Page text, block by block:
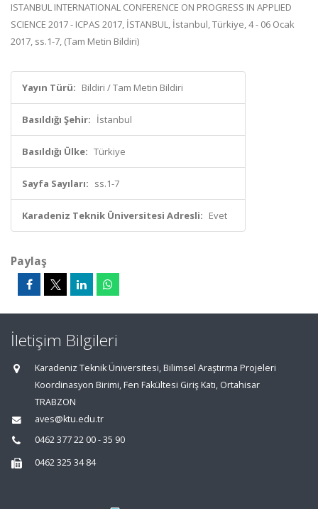
ISTANBUL INTERNATIONAL CONFERENCE ON PROGRESS IN APPLIED
SCIENCE 2017 - ICPAS 2017, İSTANBUL, İstanbul, Türkiye, 4 - 06 Ocak
2017, ss.1-7, (Tam Metin Bildiri)
Yayın Türü: Bildiri / Tam Metin Bildiri
Basıldığı Şehir: İstanbul
Basıldığı Ülke: Türkiye
Sayfa Sayıları: ss.1-7
Karadeniz Teknik Üniversitesi Adresli: Evet
Paylaş
İletişim Bilgileri
Karadeniz Teknik Üniversitesi, Bilimsel Araştırma Projeleri
Koordinasyon Birimi, Fen Fakültesi Giriş Katı, Ortahisar
TRABZON
aves@ktu.edu.tr
0462 377 22 00 - 35 90
0462 325 34 84